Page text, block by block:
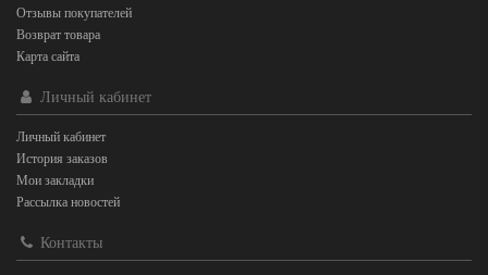
Отзывы покупателей
Возврат товара
Карта сайта
Личный кабинет
Личный кабинет
История заказов
Мои закладки
Рассылка новостей
Контакты